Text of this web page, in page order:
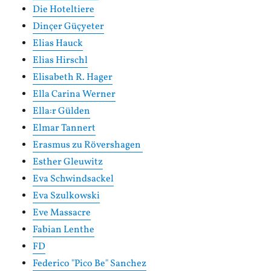
Die Hoteltiere
Dinçer Güçyeter
Elias Hauck
Elias Hirschl
Elisabeth R. Hager
Ella Carina Werner
Ella:r Gülden
Elmar Tannert
Erasmus zu Rövershagen
Esther Gleuwitz
Eva Schwindsackel
Eva Szulkowski
Eve Massacre
Fabian Lenthe
FD
Federico "Pico Be" Sanchez